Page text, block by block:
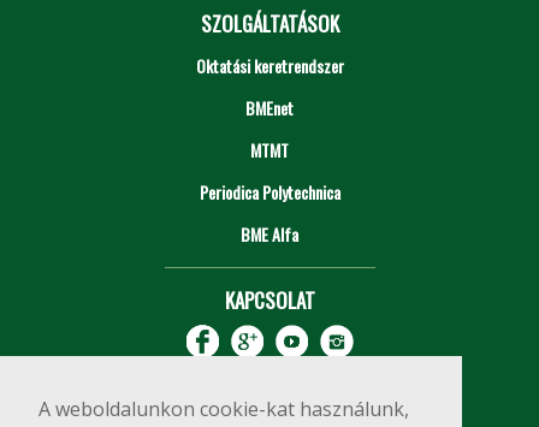
A weboldalunkon cookie-kat használunk,
SZOLGÁLTATÁSOK
Oktatási keretrendszer
BMEnet
MTMT
Periodica Polytechnica
BME Alfa
KAPCSOLAT